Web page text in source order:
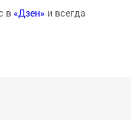
в «Дзен» и всегда